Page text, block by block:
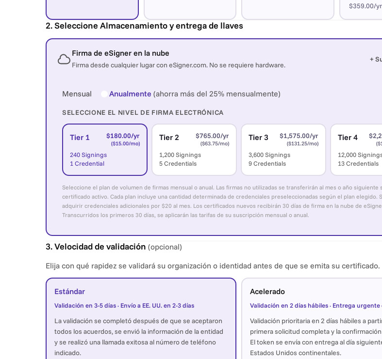
$359.00/yr
2. Seleccione Almacenamiento y entrega de llaves
Firma de eSigner en la nube
Firma desde cualquier lugar con eSigner.com. No se requiere hardware.
+
Mensual Anualmente (ahorra más del 25% mensualmente)
SELECCIONE EL NIVEL DE FIRMA ELECTRÓNICA
Tier 1 $180.00/yr
($15.00/mo)
240 Signings
1 Credential
Tier 2 $765.00/yr
($63.75/mo)
1,200 Signings
5 Credentials
Tier 3 $1,575.00/yr
($131.25/mo)
3,600 Signings
9 Credentials
Tier 4
12,000
13 Credentials
Seleccione el plan de volumen de firmas mensual o anual. Las firmas no utilizadas se transferirán al mes o año siguiente
certificado activo. Cada plan incluye una cantidad determinada de credenciales preseleccionadas según el plan elegido.
adquirir credenciales adicionales por $20 al mes. Los certificados nuevos recibirán 30 días de firma en la nube de
Transcurridos los primeros 30 días, se aplicarán las tarifas de su suscripción mensual o anual.
3. Velocidad de validación (opcional)
Elija con qué rapidez se validará su organización o identidad antes de que se emita su certificado.
Estándar
Validación en 3-5 días · Envío a EE. UU. en 2-3 días
La validación se completó después de que se aceptaron
todos los acuerdos, se envió la información de la entidad
y se realizó una llamada exitosa al número de teléfono
indicado.
Acelerado
Validación en 2 días hábiles · Entrega urgente
Validación prioritaria en 2 días hábiles a
primera solicitud completa y la confirmación
El token se envía con entrega al día
Estados Unidos continentales.